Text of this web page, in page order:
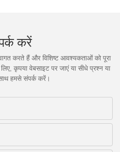
करें
करते हैं और विशिष्ट आवश्यकताओं को पूरा
कृपया वेबसाइट पर जाएं या सीधे प्रश्न या
हमसे संपर्क करें।